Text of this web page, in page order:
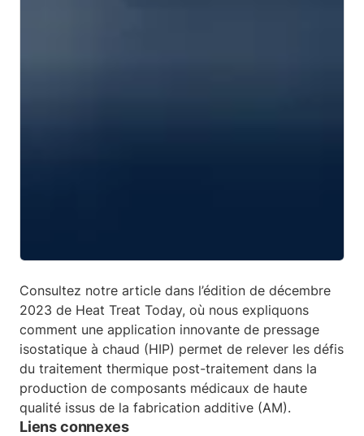
Consultez notre article dans l’édition de décembre
2023 de Heat Treat Today, où nous expliquons
comment une application innovante de pressage
isostatique à chaud (HIP) permet de relever les défis
du traitement thermique post-traitement dans la
production de composants médicaux de haute
qualité issus de la fabrication additive (AM).
Liens connexes